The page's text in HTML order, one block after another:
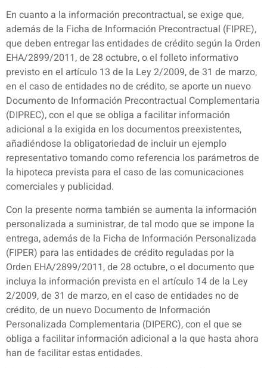
En cuanto a la información precontractual, se exige que,
además de la Ficha de Información Precontractual (FIPRE),
que deben entregar las entidades de crédito según la Orden
EHA/2899/2011, de 28 octubre, o el folleto informativo
previsto en el artículo 13 de la Ley 2/2009, de 31 de marzo,
en el caso de entidades no de crédito, se aporte un nuevo
Documento de Información Precontractual Complementaria
(DIPREC), con el que se obliga a facilitar información
adicional a la exigida en los documentos preexistentes,
añadiéndose la obligatoriedad de incluir un ejemplo
representativo tomando como referencia los parámetros de
la hipoteca prevista para el caso de las comunicaciones
comerciales y publicidad.
Con la presente norma también se aumenta la información
personalizada a suministrar, de tal modo que se impone la
entrega, además de la Ficha de Información Personalizada
(FIPER) para las entidades de crédito reguladas por la
Orden EHA/2899/2011, de 28 octubre, o el documento que
incluya la información prevista en el artículo 14 de la Ley
2/2009, de 31 de marzo, en el caso de entidades no de
crédito, de un nuevo Documento de Información
Personalizada Complementaria (DIPERC), con el que se
obliga a facilitar información adicional a la que hasta ahora
han de facilitar estas entidades.